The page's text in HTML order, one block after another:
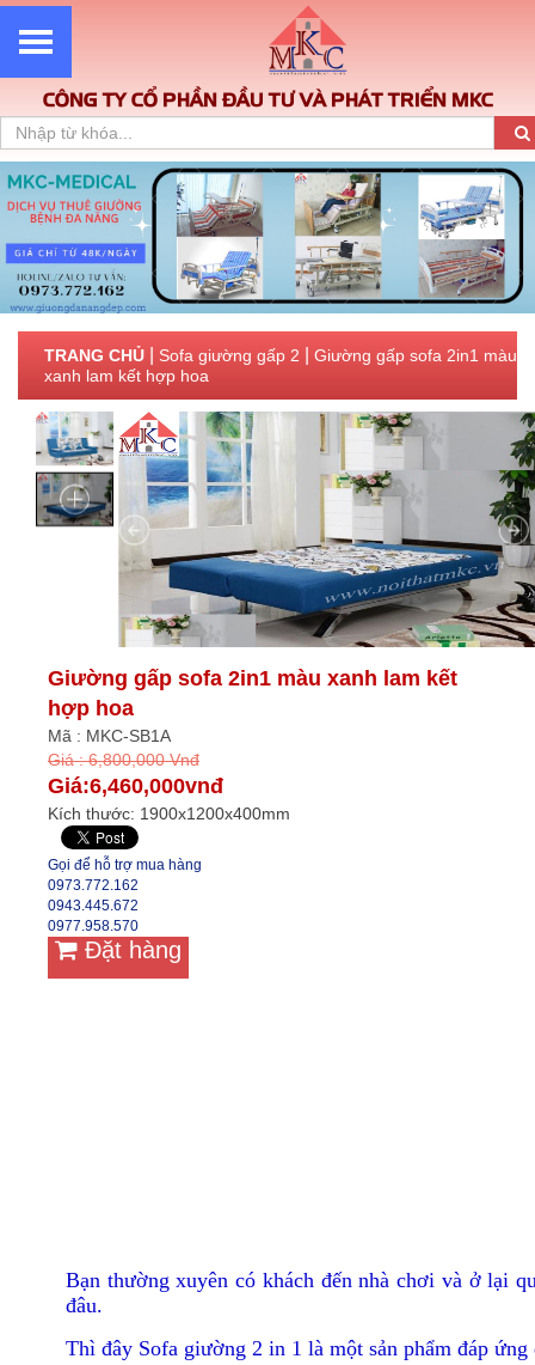
CÔNG TY CỔ PHẦN ĐẦU TƯ VÀ PHÁT TRIỂN MKC
TRANG CHỦ Sofa giường gấp 2
Giường gấp sofa 2in1 màu
xanh lam kết hợp hoa
Giường gấp sofa 2in1 màu xanh lam kết
hợp hoa
Mã : MKC-SB1A
Giá : 6,800,000 Vnđ
Giá:6,460,000vnđ
Kích thước: 1900x1200x400mm
Gọi để hỗ trợ mua hàng
0973.772.162
0943.445.672
0977.958.570
Đặt hàng
Bạn thường xuyên có khách đến nhà chơi và ở lại
đâu.
Thì đây Sofa giường 2 in 1 là một sản phẩm đáp